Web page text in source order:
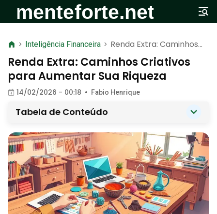
> Inteligência Financeira > Renda Extra: Caminhos
Criativos para Aumentar
Sua Riqueza
Renda Extra: Caminhos Criativos
para Aumentar Sua Riqueza
14/02/2026 - 00:18 • Fabio Henrique
Tabela de Conteúdo